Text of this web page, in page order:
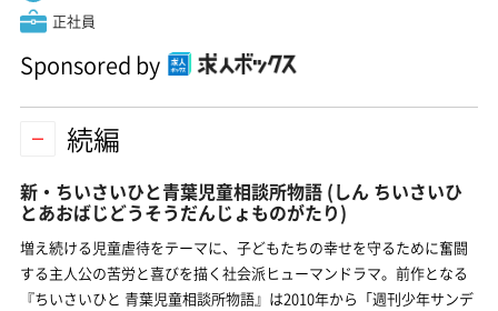
正社員
Sponsored by
続編
新・ちいさいひと青葉児童相談所物語 (しん ちいさいひ
とあおばじどうそうだんじょものがたり)
増え続ける児童虐待をテーマに、子どもたちの幸せを守るために奮闘
する主人公の苦労と喜びを描く社会派ヒューマンドラマ。前作となる
『ちいさいひと 青葉児童相談所物語』は2010年から「週刊少年サンデ